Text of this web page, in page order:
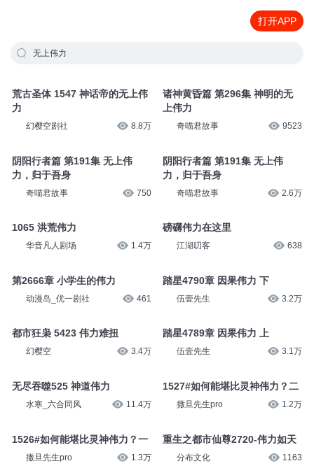
打开APP
无上伟力
荒古圣体 1547 神话帝的无上伟
力
幻樱空剧社 8.8万
阴阳行者篇 第191集 无上伟
力，归于吾身
奇喵君故事 750
1065 洪荒伟力
华音凡人剧场 1.4万
第2666章 小学生的伟力
动漫岛_优一剧社 461
都市狂枭 5423 伟力难扭
幻樱空 3.4万
无尽吞噬525 神道伟力
水寒_六合同风 11.4万
1526#如何能堪比灵神伟力？一
撒旦先生pro 1.3万
诸神黄昏篇 第296集 神明的无
上伟力
奇喵君故事 9523
阴阳行者篇 第191集 无上伟
力，归于吾身
奇喵君故事 2.6万
磅礴伟力在这里
江湖叨客 638
踏星4790章 因果伟力 下
伍壹先生 3.2万
踏星4789章 因果伟力 上
伍壹先生 3.1万
1527#如何能堪比灵神伟力？二
撒旦先生pro 1.2万
重生之都市仙尊2720-伟力如天
分布文化 1163